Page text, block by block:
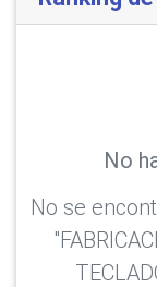
No
No se